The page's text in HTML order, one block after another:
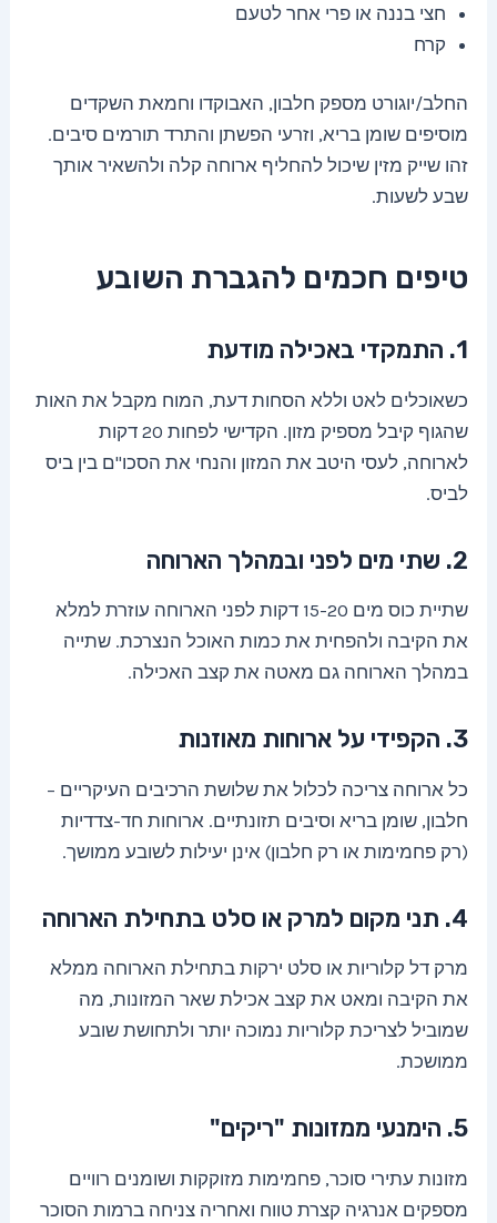
חצי בננה או פרי אחר לטעם
קרח
החלב/יוגורט מספק חלבון, האבוקדו וחמאת השקדים
מוסיפים שומן בריא, וזרעי הפשתן והתרד תורמים סיבים.
זהו שייק מזין שיכול להחליף ארוחה קלה ולהשאיר אותך
שבע לשעות.
טיפים חכמים להגברת השובע
1. התמקדי באכילה מודעת
כשאוכלים לאט וללא הסחות דעת, המוח מקבל את האות
שהגוף קיבל מספיק מזון. הקדישי לפחות 20 דקות
לארוחה, לעסי היטב את המזון והנחי את הסכו"ם בין ביס
לביס.
2. שתי מים לפני ובמהלך הארוחה
שתיית כוס מים 15-20 דקות לפני הארוחה עוזרת למלא
את הקיבה ולהפחית את כמות האוכל הנצרכת. שתייה
במהלך הארוחה גם מאטה את קצב האכילה.
3. הקפידי על ארוחות מאוזנות
כל ארוחה צריכה לכלול את שלושת הרכיבים העיקריים –
חלבון, שומן בריא וסיבים תזונתיים. ארוחות חד-צדדיות
(רק פחמימות או רק חלבון) אינן יעילות לשובע ממושך.
4. תני מקום למרק או סלט בתחילת הארוחה
מרק דל קלוריות או סלט ירקות בתחילת הארוחה ממלא
את הקיבה ומאט את קצב אכילת שאר המזונות, מה
שמוביל לצריכת קלוריות נמוכה יותר ולתחושת שובע
ממושכת.
5. הימנעי ממזונות "ריקים"
מזונות עתירי סוכר, פחמימות מזוקקות ושומנים רוויים
מספקים אנרגיה קצרת טווח ואחריה צניחה ברמות הסוכר